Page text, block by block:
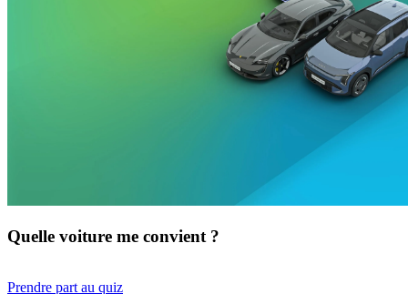
Quelle voiture me convient ?
Prendre part au quiz